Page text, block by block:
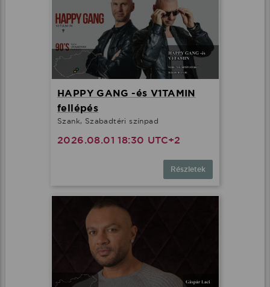
HAPPY GANG -és V1TAMIN
fellépés
Szank, Szabadtéri színpad
2026.08.01 18:30 UTC+2
Részletek